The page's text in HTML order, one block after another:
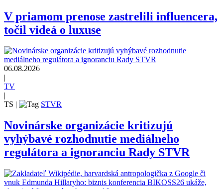
V priamom prenose zastrelili influencera,
točil videá o luxuse
06.08.2026
TV
TS
STVR
Novinárske organizácie kritizujú
vyhýbavé rozhodnutie mediálneho
regulátora a ignoranciu Rady STVR